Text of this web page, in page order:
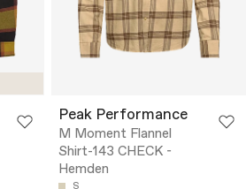
Peak Performance
M Moment Flannel
Shirt-143 CHECK -
Hemden